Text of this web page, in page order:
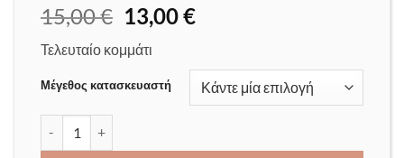
15,00€ Original
price
was:
15,00 €.
13,00€Η
είναι:
13,00 €.
Τελευταίο κομμάτι
Μέγεθος κατασκευαστή